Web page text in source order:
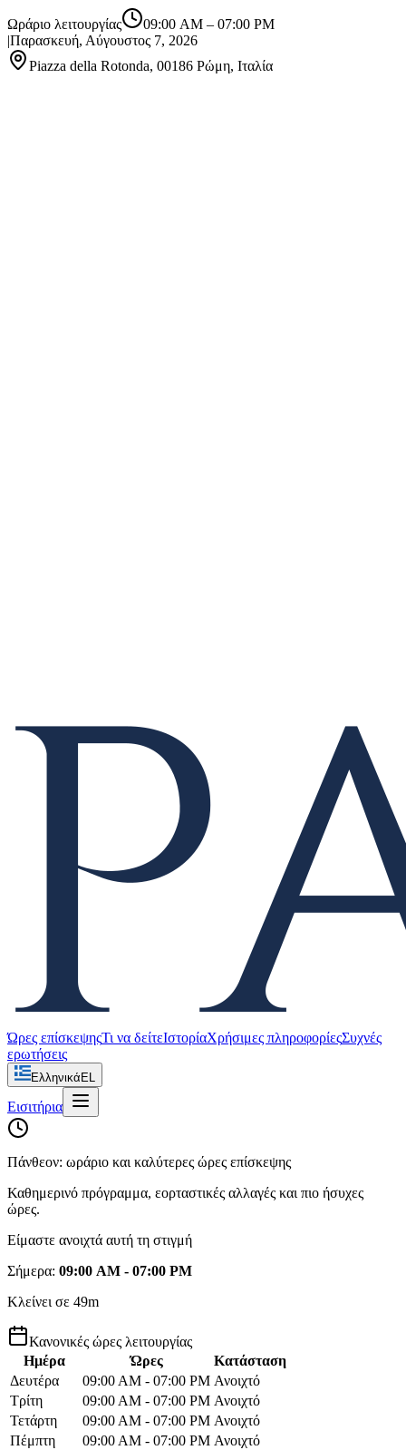
Ωράριο λειτουργίας 09:00 AM – 07:00 PM
|Παρασκευή, Αύγουστος 7, 2026
Piazza della Rotonda, 00186 Ρώμη, Ιταλία
Ώρες επίσκεψηςΤι να δείτεΙστορίαΧρήσιμες πληροφορίεςΣυχνές
ερωτήσεις
Ελληνικά EL
Εισιτήρια
Πάνθεον: ωράριο και καλύτερες ώρες επίσκεψης
Καθημερινό πρόγραμμα, εορταστικές αλλαγές και πιο ήσυχες
ώρες.
Είμαστε ανοιχτά αυτή τη στιγμή
Σήμερα: 09:00 AM - 07:00 PM
Κλείνει σε 49m
Κανονικές ώρες λειτουργίας
Ημέρα
Ώρες
Κατάσταση
Δευτέρα
09:00 AM - 07:00 PM Ανοιχτό
Τρίτη
09:00 AM - 07:00 PM Ανοιχτό
Τετάρτη
09:00 AM - 07:00 PM Ανοιχτό
Πέμπτη
09:00 AM - 07:00 PM Ανοιχτό